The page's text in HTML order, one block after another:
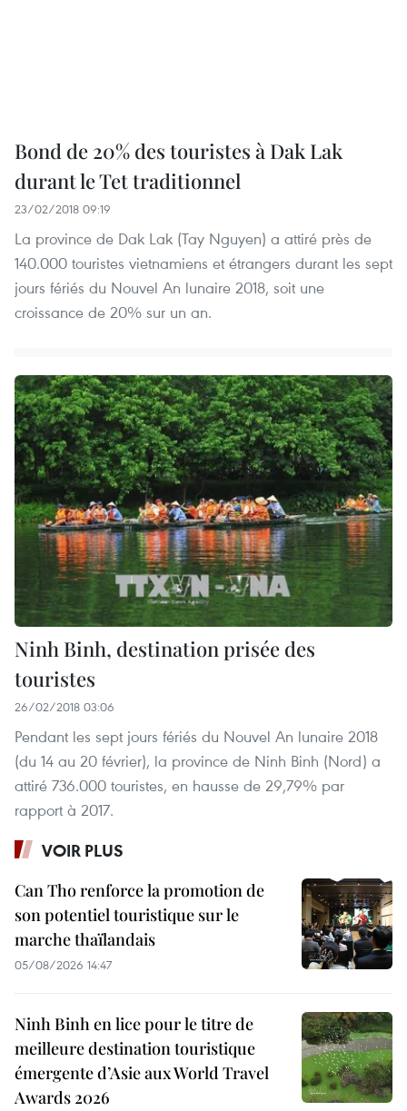
Bond de 20% des touristes à Dak Lak
durant le Tet traditionnel
23/02/2018 09:19
La province de Dak Lak (Tay Nguyen) a attiré près de
140.000 touristes vietnamiens et étrangers durant les sept
jours fériés du Nouvel An lunaire 2018, soit une
croissance de 20% sur un an.
Ninh Binh, destination prisée des
touristes
26/02/2018 03:06
Pendant les sept jours fériés du Nouvel An lunaire 2018
(du 14 au 20 février), la province de Ninh Binh (Nord) a
attiré 736.000 touristes, en hausse de 29,79% par
rapport à 2017.
VOIR PLUS
Can Tho renforce la promotion de
son potentiel touristique sur le
marche thaïlandais
05/08/2026 14:47
Ninh Binh en lice pour le titre de
meilleure destination touristique
émergente d’Asie aux World Travel
Awards 2026